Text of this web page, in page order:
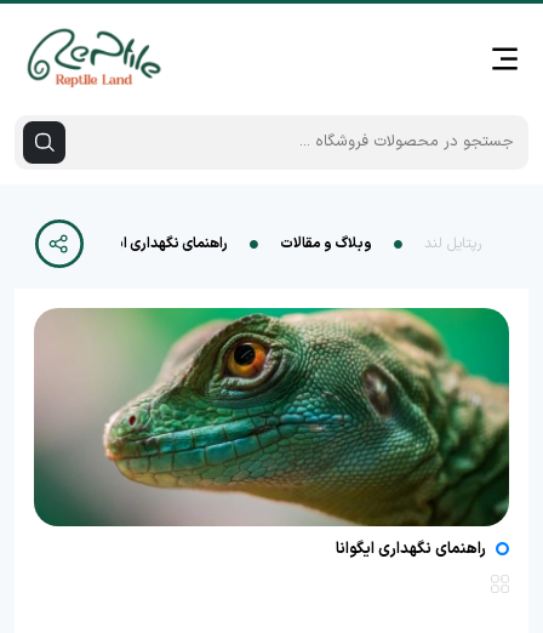
رپتایل لند وبلاگ و مقالات راهنمای نگهداری ایگوانا
راهنمای نگهداری ایگوانا